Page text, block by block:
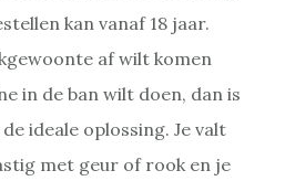
kan vanaf 18 jaar.
af wilt komen
in de ban wilt doen, dan is
ideale oplossing. Je valt
met geur of rook en je